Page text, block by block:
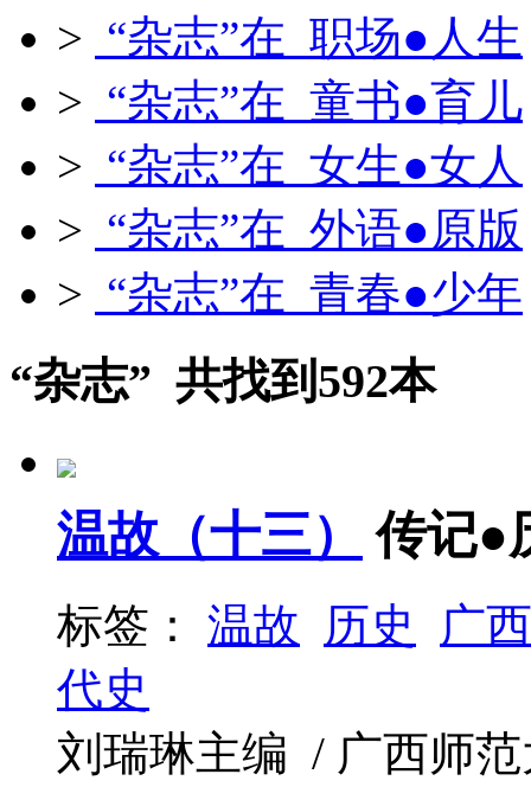
> “杂志”在 职场●人生
> “杂志”在 童书●育儿
> “杂志”在 女生●女人
> “杂志”在 外语●原版
> “杂志”在 青春●少年
“杂志” 共找到592本
温故（十三） 传记●
标签： 温故 历史
广
代史
刘瑞琳主编 / 广西师